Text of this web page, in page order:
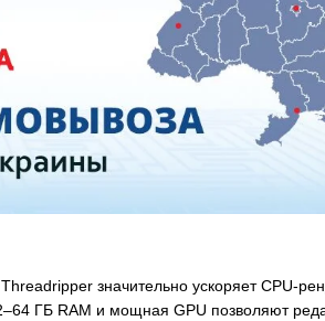
значительно ускоряет CPU-
ГБ RAM и мощная GPU позволяют